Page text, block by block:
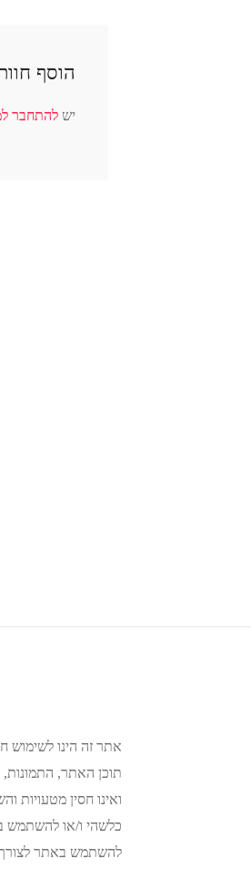
הוסף
יש להתחבר
אתר זה הינו לשימוש
תוכן האתר, התמונות,
ואינו חסין מטעויות
כלשהי ו/או להשתמש
להשתמש באתר